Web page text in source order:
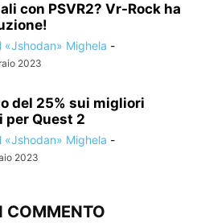
con PSVR2? Vr-Rock ha
«Jshodan» Mighela -
2023
del 25% sui migliori
per Quest 2
«Jshodan» Mighela -
2023
COMMENTO